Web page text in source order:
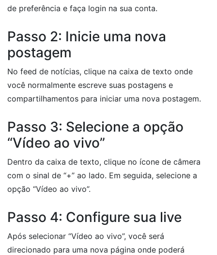
de preferência e faça login na sua conta.
Passo 2: Inicie uma nova
postagem
No feed de notícias, clique na caixa de texto onde
você normalmente escreve suas postagens e
compartilhamentos para iniciar uma nova postagem.
Passo 3: Selecione a opção
“Vídeo ao vivo”
Dentro da caixa de texto, clique no ícone de câmera
com o sinal de “+” ao lado. Em seguida, selecione a
opção “Vídeo ao vivo”.
Passo 4: Configure sua live
Após selecionar “Vídeo ao vivo”, você será
direcionado para uma nova página onde poderá